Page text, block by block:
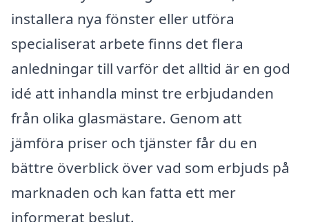
installera nya fönster eller utföra
specialiserat arbete finns det flera
anledningar till varför det alltid är en god
idé att inhandla minst tre erbjudanden
från olika glasmästare. Genom att
jämföra priser och tjänster får du en
bättre överblick över vad som erbjuds på
marknaden och kan fatta ett mer
informerat beslut.